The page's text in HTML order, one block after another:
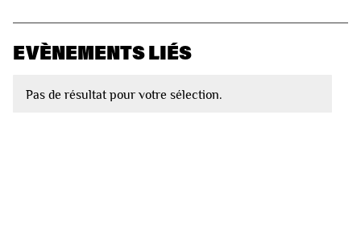
EVÈNEMENTS LIÉS
Pas de résultat pour votre sélection.